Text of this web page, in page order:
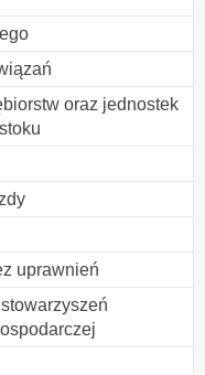
oraz jednostek
uprawnień